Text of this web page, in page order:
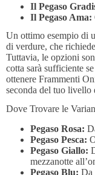
Il Pegaso
Il Pegaso Ama:
Un ottimo esempio di
di verdure, che
Tuttavia, le opzioni
cotta sarà sufficiente
ottenere Frammenti
seconda del tuo livello
Dove Trovare le
Pegaso Rosa:
Pegaso Pesca:
Pegaso Giallo:
mezzanotte
Pegaso Blu: Da